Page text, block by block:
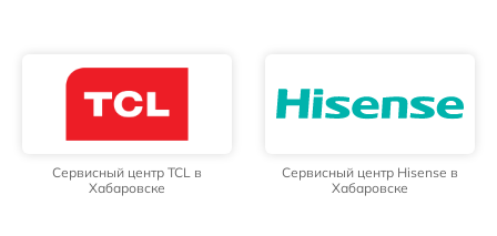
Сервисный центр TCL в
Хабаровске
Сервисный центр Hisense в
Хабаровске